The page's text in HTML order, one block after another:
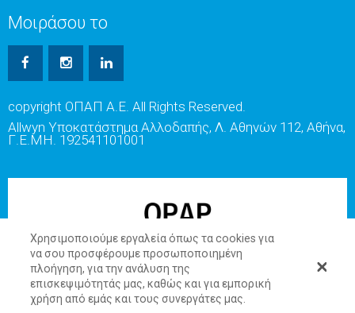
Μοιράσου το
copyright ΟΠΑΠ Α.Ε. All Rights Reserved.
Allwyn Υποκατάστημα Αλλοδαπής, Λ. Αθηνών 112, Αθήνα,
Γ.Ε.ΜΗ. 192541101001
Χρησιμοποιούμε εργαλεία όπως τα cookies για
να σου προσφέρουμε προσωποποιημένη
πλοήγηση, για την ανάλυση της
επισκεψιμότητάς μας, καθώς και για εμπορική
χρήση από εμάς και τους συνεργάτες μας.